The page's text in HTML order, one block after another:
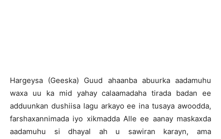
Hargeysa (Geeska) Guud ahaanba abuurka aadamuhu
waxa uu ka mid yahay calaamadaha tirada badan ee
adduunkan dushiisa lagu arkayo ee ina tusaya awoodda,
farshaxannimada iyo xikmadda Alle ee aanay maskaxda
aadamuhu si dhayal ah u sawiran karayn, ama